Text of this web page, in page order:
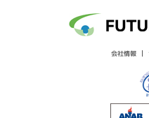
会社情報